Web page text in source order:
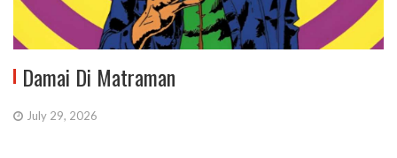
Damai Di Matraman
July 29, 2026